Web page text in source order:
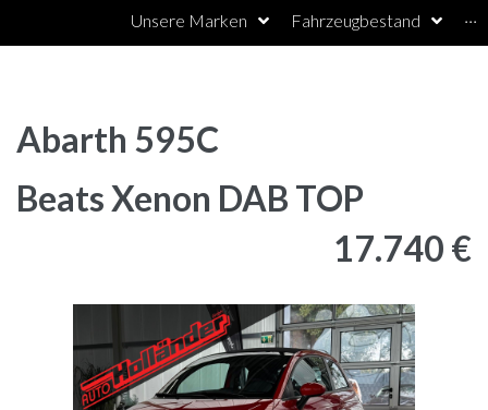
Unsere Marken Fahrzeugbestand ···
Abarth 595C
Beats Xenon DAB TOP
17.740 €